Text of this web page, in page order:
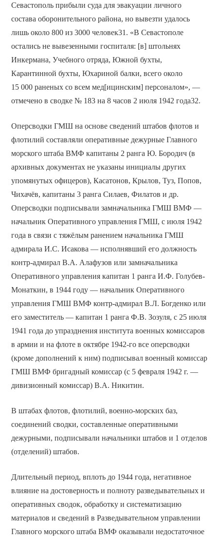
Севастополь прибыли суда для эвакуации личного
состава оборонительного района, но вывезти удалось
лишь около 800 из 3000 человек31. «В Севастополе
остались не вывезенными госпиталя: [в] штольнях
Инкермана, Учебного отряда, Южной бухты,
Карантинной бухты, Юхариной балки, всего около
15 000 раненых со всем мед[ицинским] персоналом», —
отмечено в сводке № 183 на 8 часов 2 июля 1942 года32.
Оперсводки ГМШ на основе сведений штабов флотов и
флотилий составляли оперативные дежурные Главного
морского штаба ВМФ капитаны 2 ранга Ю. Бородич (в
архивных документах не указаны инициалы других
упомянутых офицеров), Касатонов, Крылов, Туз, Попов,
Чихачёв, капитаны 3 ранга Силаев, Филатов и др.
Оперсводки подписывали замначальника ГМШ ВМФ —
начальник Оперативного управления ГМШ, с июля 1942
года в связи с тяжёлым ранением начальника ГМШ
адмирала И.С. Исакова — исполнявший его должность
контр-адмирал В.А. Алафузов или замначальника
Оперативного управления капитан 1 ранга И.Ф. Голубев-
Монаткин, в 1944 году — начальник Оперативного
управления ГМШ ВМФ контр-адмирал В.Л. Богденко или
его заместитель — капитан 1 ранга Ф.В. Зозуля, с 25 июля
1941 года до упразднения института военных комиссаров
в армии и на флоте в октябре 1942-го все оперсводки
(кроме дополнений к ним) подписывал военный комиссар
ГМШ ВМФ бригадный комиссар (с 5 февраля 1942 г. —
дивизионный комиссар) В.А. Никитин.
В штабах флотов, флотилий, военно-морских баз,
соединений сводки, составленные оперативными
дежурными, подписывали начальники штабов и 1 отделов
(отделений) штабов.
Длительный период, вплоть до 1944 года, негативное
влияние на достоверность и полноту разведывательных и
оперативных сводок, обработку и систематизацию
материалов и сведений в Разведывательном управлении
Главного морского штаба ВМФ оказывали недостаточное